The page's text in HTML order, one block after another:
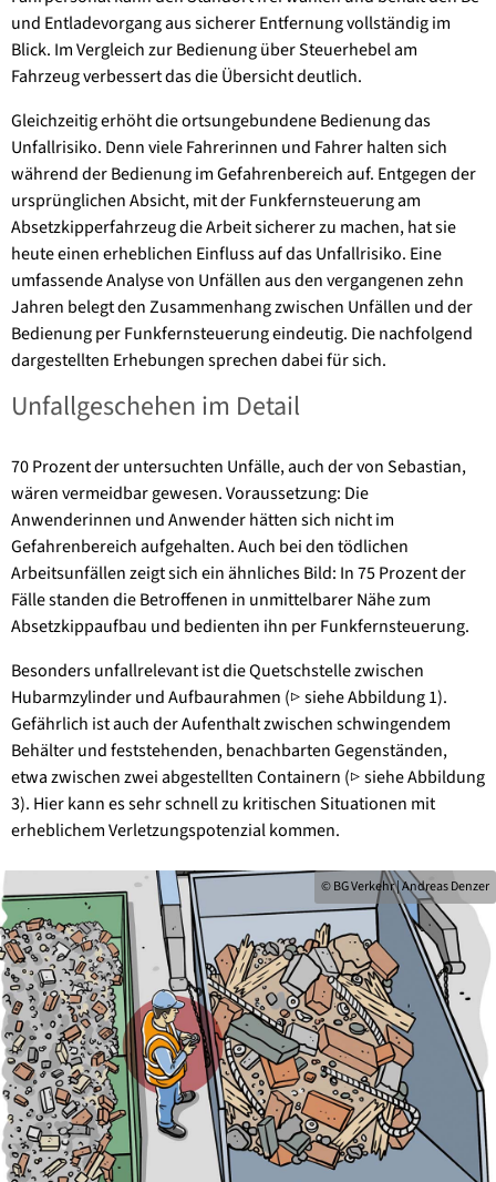
und Entladevorgang aus sicherer Entfernung vollständig im
Blick. Im Vergleich zur Bedienung über Steuerhebel am
Fahrzeug verbessert das die Übersicht deutlich.
Gleichzeitig erhöht die ortsungebundene Bedienung das
Unfallrisiko. Denn viele Fahrerinnen und Fahrer halten sich
während der Bedienung im Gefahrenbereich auf. Entgegen der
ursprünglichen Absicht, mit der Funkfernsteuerung am
Absetzkipperfahrzeug die Arbeit sicherer zu machen, hat sie
heute einen erheblichen Einfluss auf das Unfallrisiko. Eine
umfassende Analyse von Unfällen aus den vergangenen zehn
Jahren belegt den Zusammenhang zwischen Unfällen und der
Bedienung per Funkfernsteuerung eindeutig. Die nachfolgend
dargestellten Erhebungen sprechen dabei für sich.
Unfallgeschehen im Detail
70 Prozent der untersuchten Unfälle, auch der von Sebastian,
wären vermeidbar gewesen. Voraussetzung: Die
Anwenderinnen und Anwender hätten sich nicht im
Gefahrenbereich aufgehalten. Auch bei den tödlichen
Arbeitsunfällen zeigt sich ein ähnliches Bild: In 75 Prozent der
Fälle standen die Betroffenen in unmittelbarer Nähe zum
Absetzkippaufbau und bedienten ihn per Funkfernsteuerung.
Besonders unfallrelevant ist die Quetschstelle zwischen
Hubarmzylinder und Aufbaurahmen (▷ siehe Abbildung 1).
Gefährlich ist auch der Aufenthalt zwischen schwingendem
Behälter und feststehenden, benachbarten Gegenständen,
etwa zwischen zwei abgestellten Containern (▷ siehe Abbildung
3). Hier kann es sehr schnell zu kritischen Situationen mit
erheblichem Verletzungspotenzial kommen.
© BG Verkehr | Andreas Denzer